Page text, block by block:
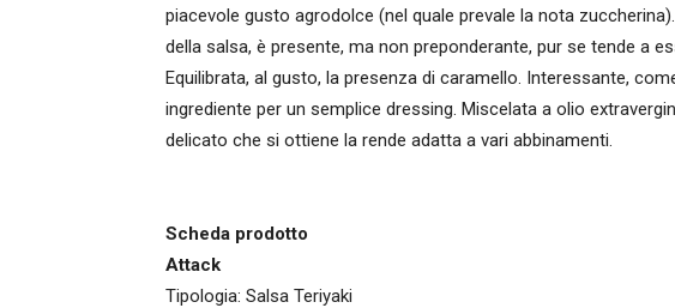
piacevole gusto agrodolce (nel quale prevale la nota
della salsa, è presente, ma non preponderante, pur se tende a
Equilibrata, al gusto, la presenza di caramello. Interessante,
ingrediente per un semplice dressing. Miscelata a olio
delicato che si ottiene la rende adatta a vari abbinamenti.
Scheda prodotto
Attack
Tipologia: Salsa Teriyaki